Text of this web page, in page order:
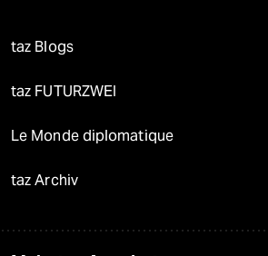
taz Blogs
taz FUTURZWEI
Le Monde diplomatique
taz Archiv